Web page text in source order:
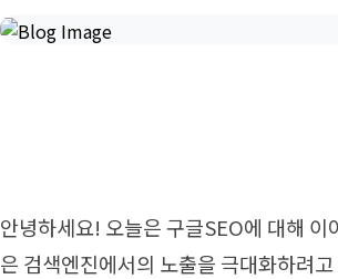
안녕하세요! 오늘은 구글SEO에 대해
은 검색엔진에서의 노출을 극대화하려